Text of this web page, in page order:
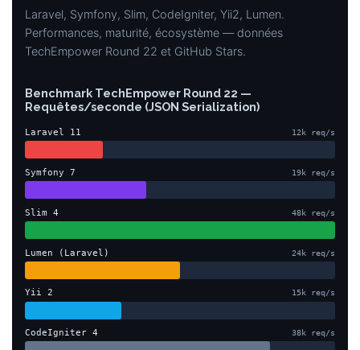
Laravel, Symfony, Slim, CodeIgniter, Yii2, Lumen.
Performances, maturité, écosystème — données
TechEmpower Round 22 et GitHub Stars.
Benchmark TechEmpower Round 22 —
Requêtes/seconde (JSON Serialization)
Laravel 11 12k req/s
Symfony 7 19k req/s
Slim 4 48k req/s
Lumen (Laravel) 24k req/s
Yii 2 15k req/s
CodeIgniter 4 38k req/s